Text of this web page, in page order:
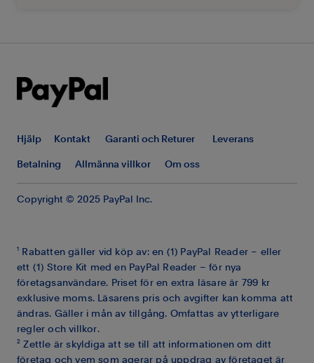
Hjälp Kontakt Garanti och Returer Leverans
Betalning Allmänna villkor Om oss
Copyright © 2025 PayPal Inc.
1
Rabatten gäller vid köp av: en (1) PayPal Reader – eller
ett (1) Store Kit med en PayPal Reader – för nya
företagsanvändare. Priset för en extra läsare är 799 kr
exklusive moms. Läsarens pris och avgifter kan komma att
ändras. Gäller i mån av tillgång. Omfattas av ytterligare
regler och villkor.
2
Zettle är skyldiga att se till att informationen om ditt
företag och vem som agerar på uppdrag av företaget är